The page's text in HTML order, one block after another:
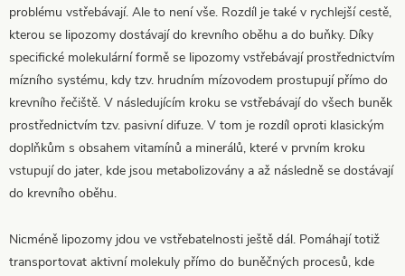
problému vstřebávají. Ale to není vše. Rozdíl je také v rychlejší cestě,
kterou se lipozomy dostávají do krevního oběhu a do buňky. Díky
specifické molekulární formě se lipozomy vstřebávají prostřednictvím
mízního systému, kdy tzv. hrudním mízovodem prostupují přímo do
krevního řečiště. V následujícím kroku se vstřebávají do všech buněk
prostřednictvím tzv. pasivní difuze. V tom je rozdíl oproti klasickým
doplňkům s obsahem vitamínů a minerálů, které v prvním kroku
vstupují do jater, kde jsou metabolizovány a až následně se dostávají
do krevního oběhu.
Nicméně lipozomy jdou ve vstřebatelnosti ještě dál. Pomáhají totiž
transportovat aktivní molekuly přímo do buněčných procesů, kde